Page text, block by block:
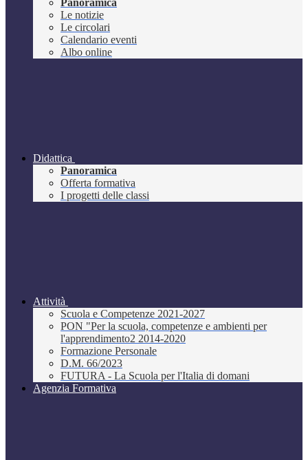
Panoramica
Le notizie
Le circolari
Calendario eventi
Albo online
Didattica
Panoramica
Offerta formativa
I progetti delle classi
Attività
Scuola e Competenze 2021-2027
PON "Per la scuola, competenze e ambienti per
l'apprendimento2 2014-2020
Formazione Personale
D.M. 66/2023
FUTURA - La Scuola per l'Italia di domani
Agenzia Formativa